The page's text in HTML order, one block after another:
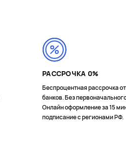
РАССРОЧКА 0%
Беспроцентная рассрочка
банков. Без
Онлайн оформление за 15
подписание с регионами РФ.